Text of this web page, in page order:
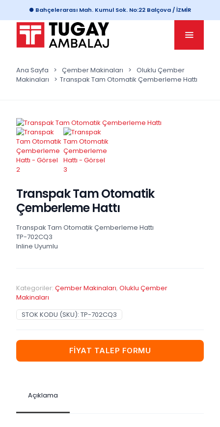
● Bahçelerarası Mah. Kumul Sok. No:22 Balçova / İZMİR
Ana Sayfa > Çember Makinaları > Oluklu Çember
Makinaları
> Transpak Tam Otomatik Çemberleme Hattı
Transpak Tam Otomatik
Çemberleme Hattı
Transpak Tam Otomatik Çemberleme Hattı
TP-702CQ3
Inline Uyumlu
Kategoriler: Çember Makinaları, Oluklu Çember
Makinaları
STOK KODU (SKU): TP-702CQ3
FİYAT TALEP FORMU
Açıklama